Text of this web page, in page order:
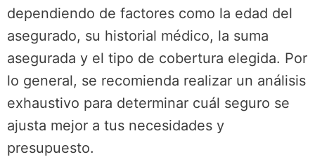
dependiendo de factores como la edad del
asegurado, su historial médico, la suma
asegurada y el tipo de cobertura elegida. Por
lo general, se recomienda realizar un análisis
exhaustivo para determinar cuál seguro se
ajusta mejor a tus necesidades y
presupuesto.